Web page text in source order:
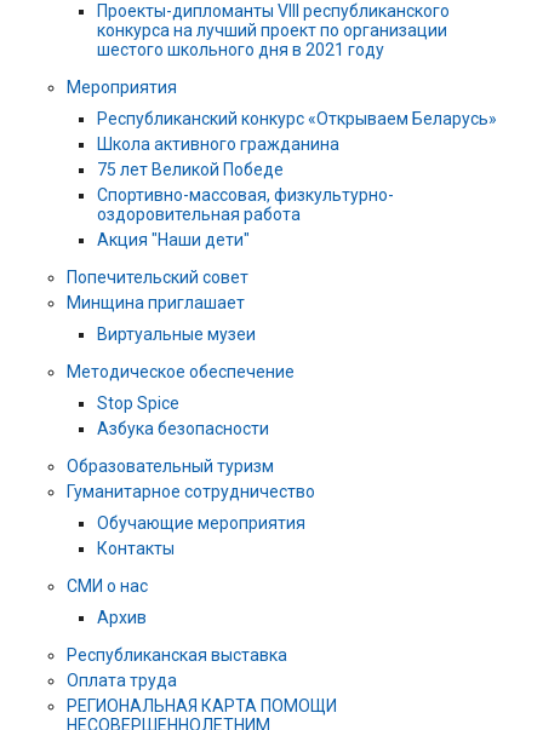
Проекты-дипломанты VIII республиканского
конкурса на лучший проект по организации
шестого школьного дня в 2021 году
Мероприятия
Республиканский конкурс «Открываем Беларусь»
Школа активного гражданина
75 лет Великой Победе
Спортивно-массовая, физкультурно-
оздоровительная работа
Акция "Наши дети"
Попечительский совет
Минщина приглашает
Виртуальные музеи
Методическое обеспечение
Stop Spice
Азбука безопасности
Образовательный туризм
Гуманитарное сотрудничество
Обучающие мероприятия
Контакты
СМИ о нас
Архив
Республиканская выставка
Оплата труда
РЕГИОНАЛЬНАЯ КАРТА ПОМОЩИ
НЕСОВЕРШЕННОЛЕТНИМ